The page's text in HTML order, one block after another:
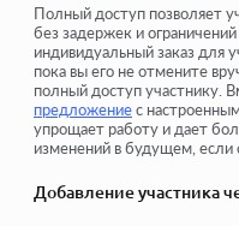
Полный доступ позволяет
без задержек и
индивидуальный заказ для
пока вы его не отмените
полный доступ участнику.
предложениес
упрощает работу и дает
изменений в будущем, если
Добавление участника